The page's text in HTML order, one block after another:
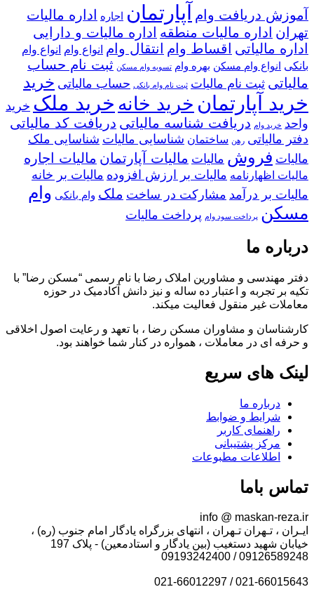
آموزش دریافت وام آپارتمان اجاره
اداره مالیات
تهران اداره مالیات منطقه اداره مالیات و دارایی
اداره مالیاتی اقساط وام انتقال وام انواع وام انواع وام
بانکی
انواع وام مسکن بهره وام تسویه وام مسکن ثبت نام حساب
مالیاتی ثبت نام مالیات ثبت نام وام بانکی حساب مالیاتی خرید
خرید آپارتمان خرید خانه خرید ملک خرید
واحد خرید وام دریافت شناسه مالیاتی دریافت کد مالیاتی
دفتر مالیاتی رهن ساختمان شناسایی مالیات شناسایی ملک
مالیات فروش مالیات مالیات آپارتمان مالیات اجاره
مالیات اظهارنامه مالیات بر ارزش افزوده مالیات بر خانه
مالیات بر درآمد مشارکت در ساخت ملک وام بانکی وام
مسکن پرداخت سود وام پرداخت مالیات
درباره ما
دفتر مهندسی و مشاورین املاک رضا با نام رسمی “مسکن رضا” با
تکیه بر تجربه و اعتبار ده ساله و نیز دانش آکادمیک در حوزه
معاملات غیر منقول فعالیت میکند.
کارشناسان و مشاوران مسکن رضا ، با تعهد و رعایت اصول اخلاقی
و حرفه ای در معاملات ، همواره در کنار شما خواهند بود.
لینک های سریع
درباره ما
شرایط و ضوابط
راهنمای کاربر
مرکز پشتیبانی
اطلاعات مطبوعات
تماس باما
info @ maskan-reza.ir
ایـران ، تـهران تـهران ، انتهای بزرگراه یادگار امام جنوب (ره) ،
خیابان شهید دستغیب (بین یادگار و استادمعین) - پلاک 197
09126589248 / 09193242400
021-66015643 / 021-66012297